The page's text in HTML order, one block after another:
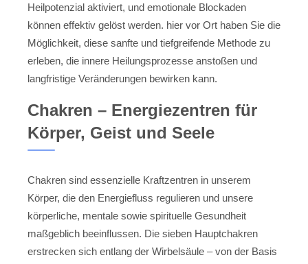
Heilpotenzial aktiviert, und emotionale Blockaden
können effektiv gelöst werden. hier vor Ort haben Sie die
Möglichkeit, diese sanfte und tiefgreifende Methode zu
erleben, die innere Heilungsprozesse anstoßen und
langfristige Veränderungen bewirken kann.
Chakren – Energiezentren für
Körper, Geist und Seele
Chakren sind essenzielle Kraftzentren in unserem
Körper, die den Energiefluss regulieren und unsere
körperliche, mentale sowie spirituelle Gesundheit
maßgeblich beeinflussen. Die sieben Hauptchakren
erstrecken sich entlang der Wirbelsäule – von der Basis